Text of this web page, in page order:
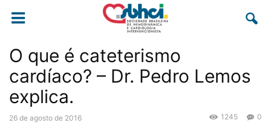
O que é cateterismo
cardíaco? – Dr. Pedro Lemos
explica.
26 de agosto de 2016 0
1245